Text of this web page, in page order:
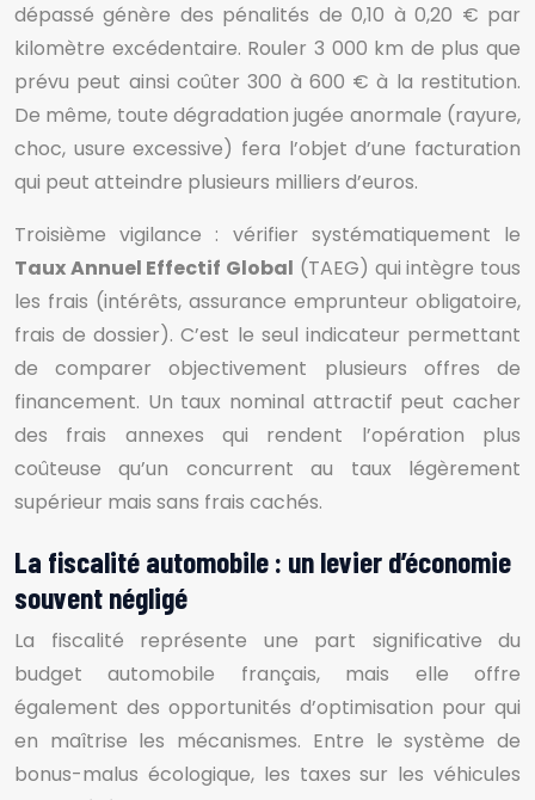
dépassé génère des pénalités de 0,10 à 0,20 € par
kilomètre excédentaire. Rouler 3 000 km de plus que
prévu peut ainsi coûter 300 à 600 € à la restitution.
De même, toute dégradation jugée anormale (rayure,
choc, usure excessive) fera l’objet d’une facturation
qui peut atteindre plusieurs milliers d’euros.
Troisième vigilance : vérifier systématiquement le
Taux Annuel Effectif Global (TAEG) qui intègre tous
les frais (intérêts, assurance emprunteur obligatoire,
frais de dossier). C’est le seul indicateur permettant
de comparer objectivement plusieurs offres de
financement. Un taux nominal attractif peut cacher
des frais annexes qui rendent l’opération plus
coûteuse qu’un concurrent au taux légèrement
supérieur mais sans frais cachés.
La fiscalité automobile : un levier d’économie
souvent négligé
La fiscalité représente une part significative du
budget automobile français, mais elle offre
également des opportunités d’optimisation pour qui
en maîtrise les mécanismes. Entre le système de
bonus-malus écologique, les taxes sur les véhicules